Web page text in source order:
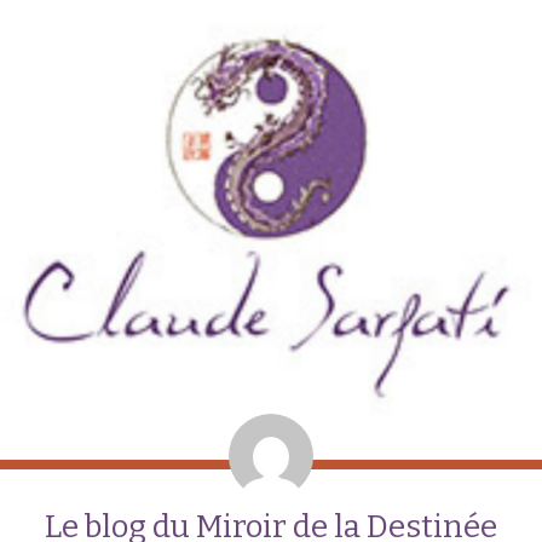
Le blog du Miroir de la Destinée